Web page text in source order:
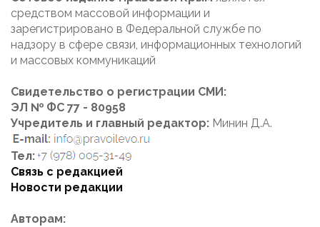
средством массовой информации и
зарегистрировано в Федеральной службе по
надзору в сфере связи, информационных технологий
и массовых коммуникаций
Свидетельство о регистрации СМИ:
ЭЛ № ФС 77 - 80958
Учредитель и главный редактор: Минин Д.А.
Тел:
Связь с редакцией
Новости редакции
Авторам: